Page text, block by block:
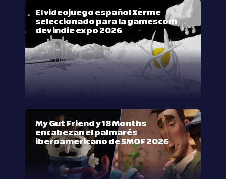
El videojuego español Xerme
seleccionado para la gamescom
dev indie expo 2026
My Gut Friend y 18 Months
encabezan el palmarés
iberoamericano de SMOF 2026